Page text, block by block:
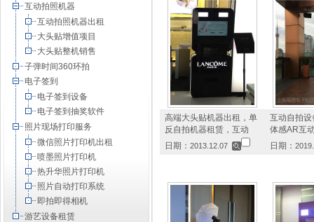
互动拍照机器
互动拍照机器出租
大头贴增值项目
大头贴整机销售
子弹时间360环拍
电子签到
电子签到设备
电子签到抽奖软件
照片现场打印服务
微信照片打印机出租
喷墨照片打印机
热升华照片打印机
照片自动打印系统
即拍即得相机
游艺设备租赁
高端大头贴机器出租，单
反自拍机器租赁，互动
日期： 2013.12.07
互动自拍
体感AR互
日期：